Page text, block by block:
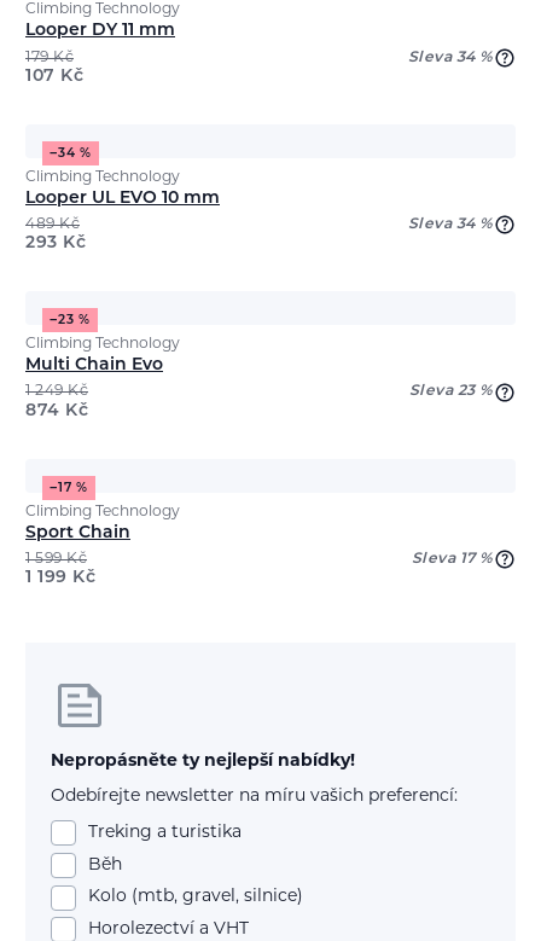
Climbing Technology
Looper DY 11 mm
179Kč Sleva 34 %
107 Kč
−34 %
Climbing Technology
Looper UL EVO 10 mm
489Kč Sleva 34 %
293 Kč
−23 %
Climbing Technology
Multi Chain Evo
1 249Kč Sleva 23 %
874 Kč
−17 %
Climbing Technology
Sport Chain
1 599Kč Sleva 17 %
1 199 Kč
Nepropásněte ty nejlepší nabídky!
Odebírejte newsletter na míru vašich preferencí:
Treking a turistika
Běh
Kolo (mtb, gravel, silnice)
Horolezectví a VHT